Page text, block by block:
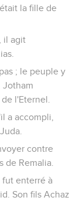
Osée, le fils
ans.
pas autant
qui lui fut
avait
à So, le roi